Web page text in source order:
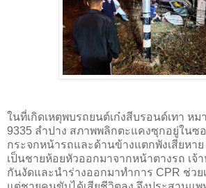
ในที่เกิดเหตุพบรถยนต์เก๋งสีบรอนด์เทา หม
9335 ลำปาง สภาพพลิกตะแคงซุกอยู่ในซ
กระจกหน้ารถและด้านข้างแตกพังเสียหา
เป็นชายห้อยหัวออกมาจากหน้าตางรถ เจ้
กันงัดและนำร่างออกมาทำการ CPR ช่วย